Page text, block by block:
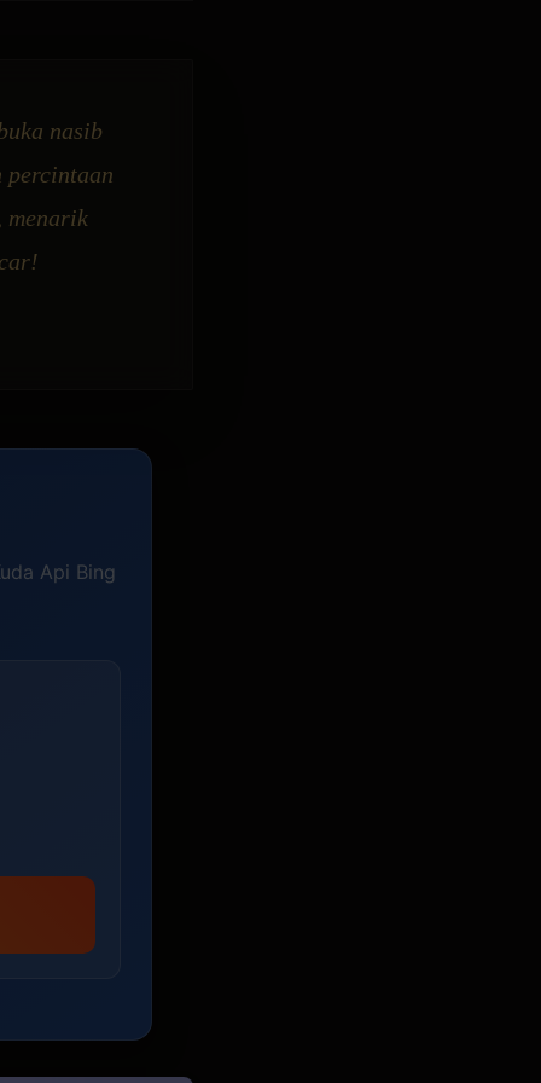
nasib
percintaan
menarik
Api Bing